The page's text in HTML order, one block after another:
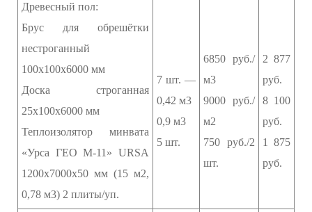
Древесный пол:
Брус для обрешётки
нестроганный
100х100х6000 мм
Доска строганная
25х100х6000 мм
Теплоизолятор минвата
«Урса ГЕО М-11» URSA
1200х7000х50 мм (15 м2,
0,78 м3) 2 плиты/уп.
7 шт. —
0,42 м3
0,9 м3
5 шт.
6850 руб./
м3
9000 руб./
м2
750 руб./2
шт.
2 877
руб.
8 100
руб.
1 875
руб.